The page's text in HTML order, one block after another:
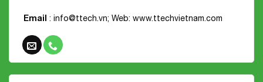
Email : info@ttech.vn; Web: www.ttechvietnam.com